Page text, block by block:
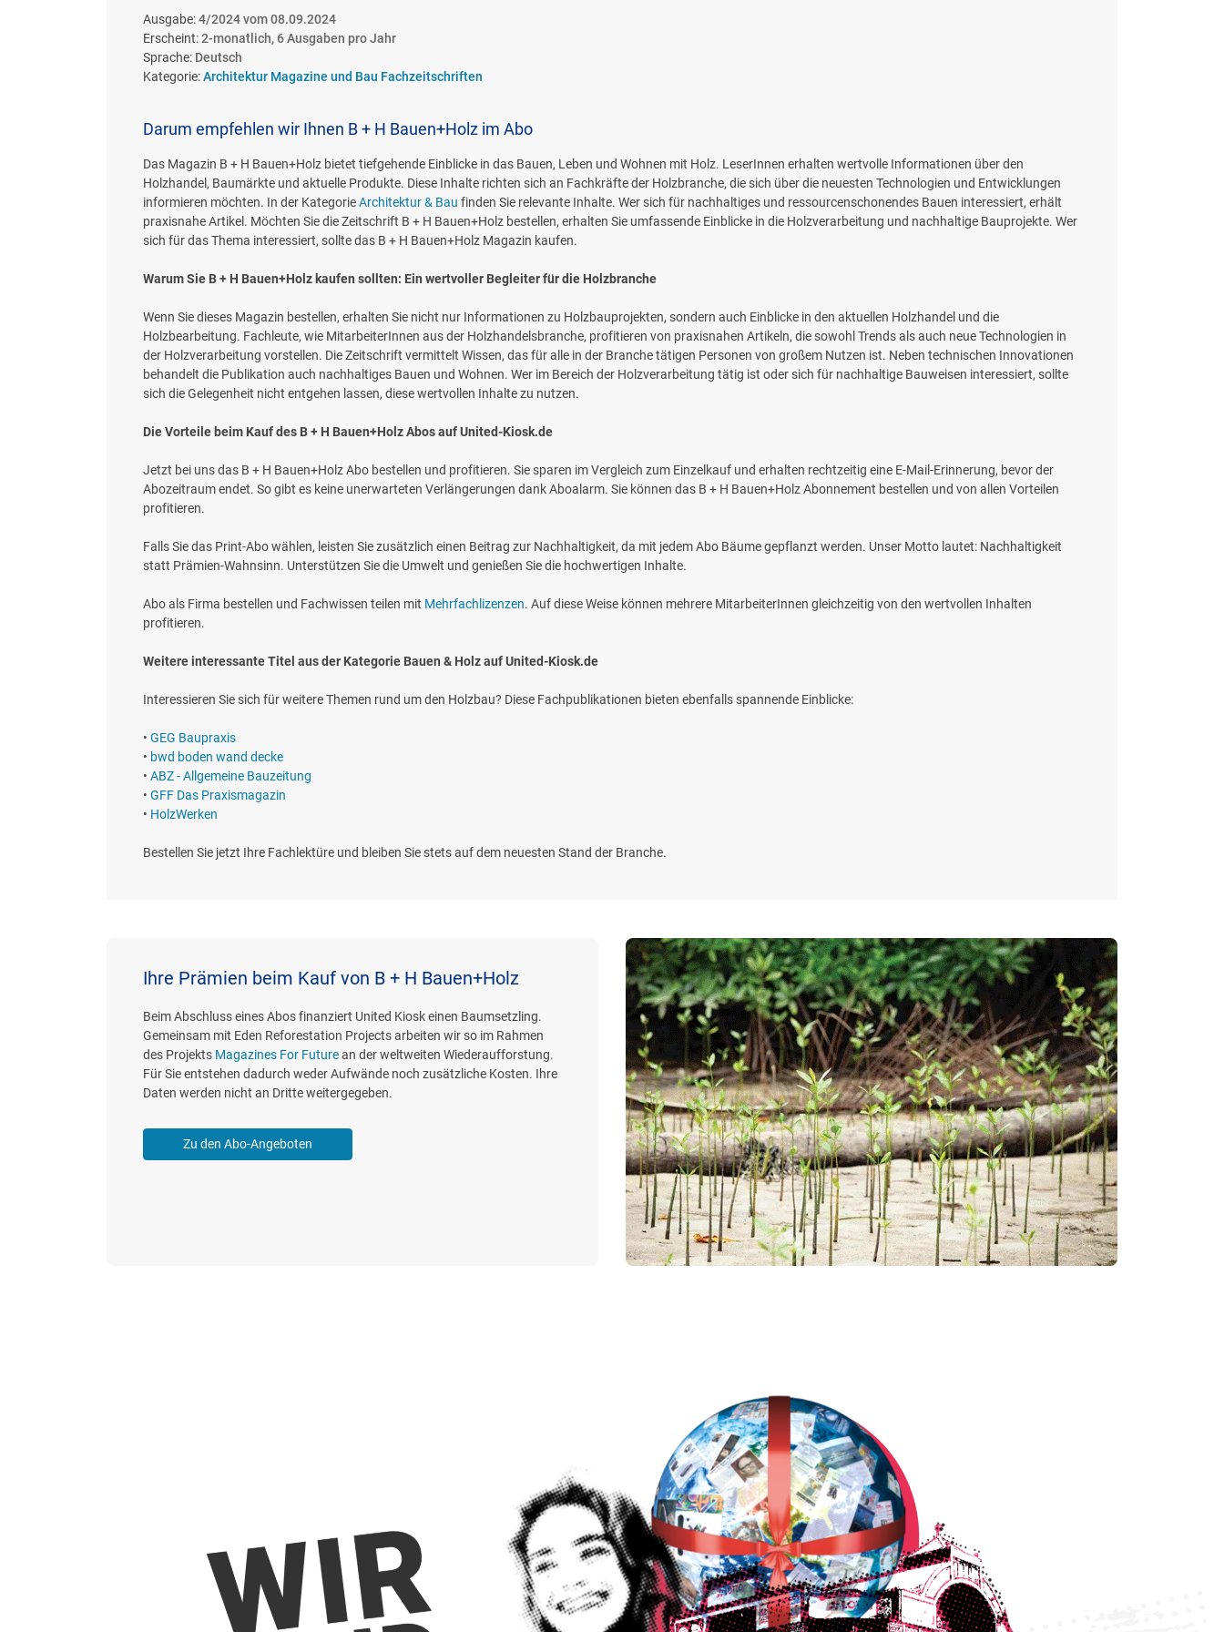
Ausgabe:4/2024 vom 08.09.2024
Erscheint:2-monatlich, 6 Ausgaben pro Jahr
Sprache: Deutsch
Kategorie:Architektur Magazine und Bau Fachzeitschriften
Darum empfehlen wir Ihnen B + H Bauen+Holz im Abo
Das Magazin B + H Bauen+Holz bietet tiefgehende Einblicke in das Bauen, Leben und Wohnen mit Holz. LeserInnen erhalten wertvolle Informationen über den
Holzhandel, Baumärkte und aktuelle Produkte. Diese Inhalte richten sich an Fachkräfte der Holzbranche, die sich über die neuesten Technologien und Entwicklungen
informieren möchten. In der KategorieArchitektur & Bau finden Sie relevante Inhalte. Wer sich für nachhaltiges und ressourcenschonendes Bauen interessiert, erhält
praxisnahe Artikel. Möchten Sie die Zeitschrift B + H Bauen+Holz bestellen, erhalten Sie umfassende Einblicke in die Holzverarbeitung und nachhaltige Bauprojekte. Wer
sich für das Thema interessiert, sollte das B + H Bauen+Holz Magazin kaufen.
Warum Sie B + H Bauen+Holz kaufen sollten: Ein wertvoller Begleiter für die Holzbranche
Wenn Sie dieses Magazin bestellen, erhalten Sie nicht nur Informationen zu Holzbauprojekten, sondern auch Einblicke in den aktuellen Holzhandel und die
Holzbearbeitung. Fachleute, wie MitarbeiterInnen aus der Holzhandelsbranche, profitieren von praxisnahen Artikeln, die sowohl Trends als auch neue Technologien in
der Holzverarbeitung vorstellen. Die Zeitschrift vermittelt Wissen, das für alle in der Branche tätigen Personen von großem Nutzen ist. Neben technischen Innovationen
behandelt die Publikation auch nachhaltiges Bauen und Wohnen. Wer im Bereich der Holzverarbeitung tätig ist oder sich für nachhaltige Bauweisen interessiert, sollte
sich die Gelegenheit nicht entgehen lassen, diese wertvollen Inhalte zu nutzen.
Die Vorteile beim Kauf des B + H Bauen+Holz Abos auf United-Kiosk.de
Jetzt bei uns das B + H Bauen+Holz Abo bestellen und profitieren. Sie sparen im Vergleich zum Einzelkauf und erhalten rechtzeitig eine E-Mail-Erinnerung, bevor der
Abozeitraum endet. So gibt es keine unerwarteten Verlängerungen dank Aboalarm. Sie können das B + H Bauen+Holz Abonnement bestellen und von allen Vorteilen
profitieren.
Falls Sie das Print-Abo wählen, leisten Sie zusätzlich einen Beitrag zur Nachhaltigkeit, da mit jedem Abo Bäume gepflanzt werden. Unser Motto lautet: Nachhaltigkeit
statt Prämien-Wahnsinn. Unterstützen Sie die Umwelt und genießen Sie die hochwertigen Inhalte.
Abo als Firma bestellen und Fachwissen teilen mit Mehrfachlizenzen. Auf diese Weise können mehrere MitarbeiterInnen gleichzeitig von den wertvollen Inhalten
profitieren.
Weitere interessante Titel aus der Kategorie Bauen & Holz auf United-Kiosk.de
Interessieren Sie sich für weitere Themen rund um den Holzbau? Diese Fachpublikationen bieten ebenfalls spannende Einblicke:
• GEG Baupraxis
• bwd boden wand decke
• ABZ - Allgemeine Bauzeitung
• GFF Das Praxismagazin
• HolzWerken
Bestellen Sie jetzt Ihre Fachlektüre und bleiben Sie stets auf dem neuesten Stand der Branche.
Ihre Prämien beim Kauf von B + H Bauen+Holz
Beim Abschluss eines Abos finanziert United Kiosk einen Baumsetzling.
Gemeinsam mit Eden Reforestation Projects arbeiten wir so im Rahmen
des Projekts Magazines For Futurean der weltweiten Wiederaufforstung.
Für Sie entstehen dadurch weder Aufwände noch zusätzliche Kosten. Ihre
Daten werden nicht an Dritte weitergegeben.
Zu den Abo-Angeboten